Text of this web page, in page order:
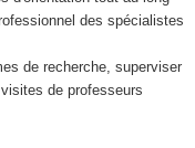
des spécialistes
de recherche, superviser
de professeurs